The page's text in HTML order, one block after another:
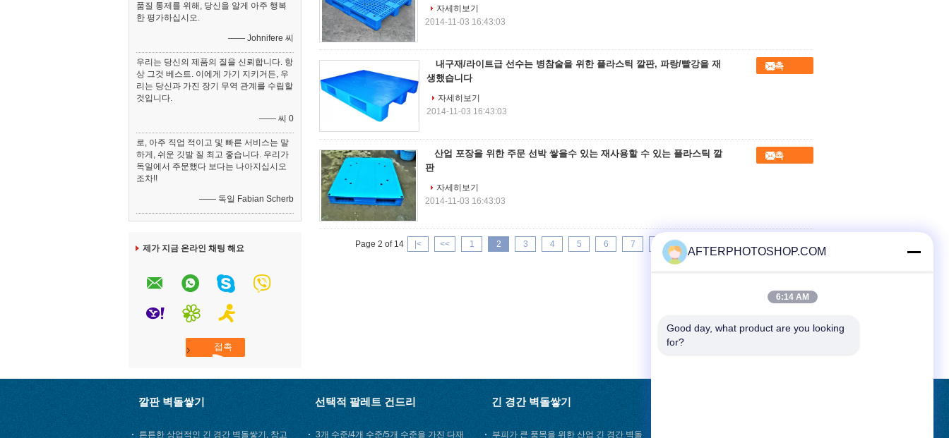
품질 통제를 위해, 당신을 알게 아주 행복
한 평가하십시오.
—— Johnifere 씨
우리는 당신의 제품의 질을 신뢰합니다. 항
상 그것 베스트. 이에게 가기 지키거든, 우
리는 당신과 가진 장기 무역 관계를 수립할
것입니다.
—— 씨 0
로, 아주 직업 적이고 및 빠른 서비스는 말
하게, 쉬운 깃발 질 최고 좋습니다. 우리가
독일에서 주문했다 보다는 나아지십시오
조차!!
—— 독일 Fabian Scherb
제가 지금 온라인 채팅 해요
자세히보기
2014-11-03 16:43:03
내구재/라이트급 선수는 병참술을 위한 플라스틱 깔판, 파랑/빨강을 재
생했습니다
접촉
자세히보기
2014-11-03 16:43:03
산업 포장을 위한 주문 선박 쌓을수 있는 재사용할 수 있는 플라스틱 깔
판
접촉
자세히보기
2014-11-03 16:43:03
Page 2 of 14 |< << 1 2 3 4 5 6 7 9
깔판 벽돌쌓기
튼튼한 상업적인 긴 경간 벽돌쌓기, 창고
선택적 팔레트 건드리
3개 수준/4개 수준/5개 수준을 가진 다재
긴 경간 벽돌쌓기
부피가 큰 품목을 위한 산업 긴 경간 벽돌
AFTERPHOTOSHOP.COM
6:14 AM
Good day, what product are you looking
for?